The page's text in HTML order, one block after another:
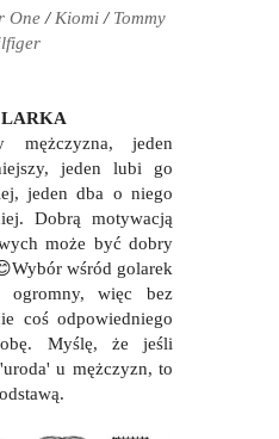
One/Kiomi/ Tommy
mężczyzna, jeden
jeden lubi go
jeden dba o niego
Dobrą motywacją
może być dobry
Wybór wśród golarek
ogromny, więc bez
coś odpowiedniego
Myślę, że jeśli
u mężczyzn, to